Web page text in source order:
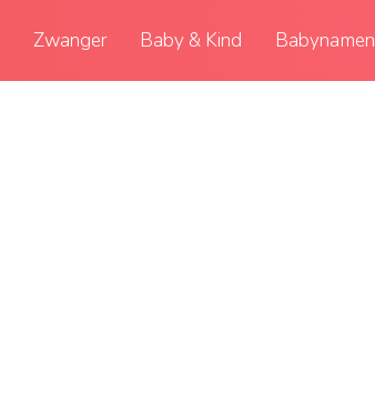
Zwanger Baby & Kind Babynamen